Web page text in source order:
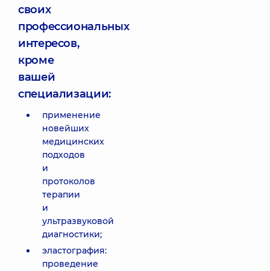
своих
профессиональных
интересов,
кроме
вашей
специализации:
применение
новейших
медицинских
подходов
и
протоколов
терапии
и
ультразвуковой
диагностики;
эластография:
проведение